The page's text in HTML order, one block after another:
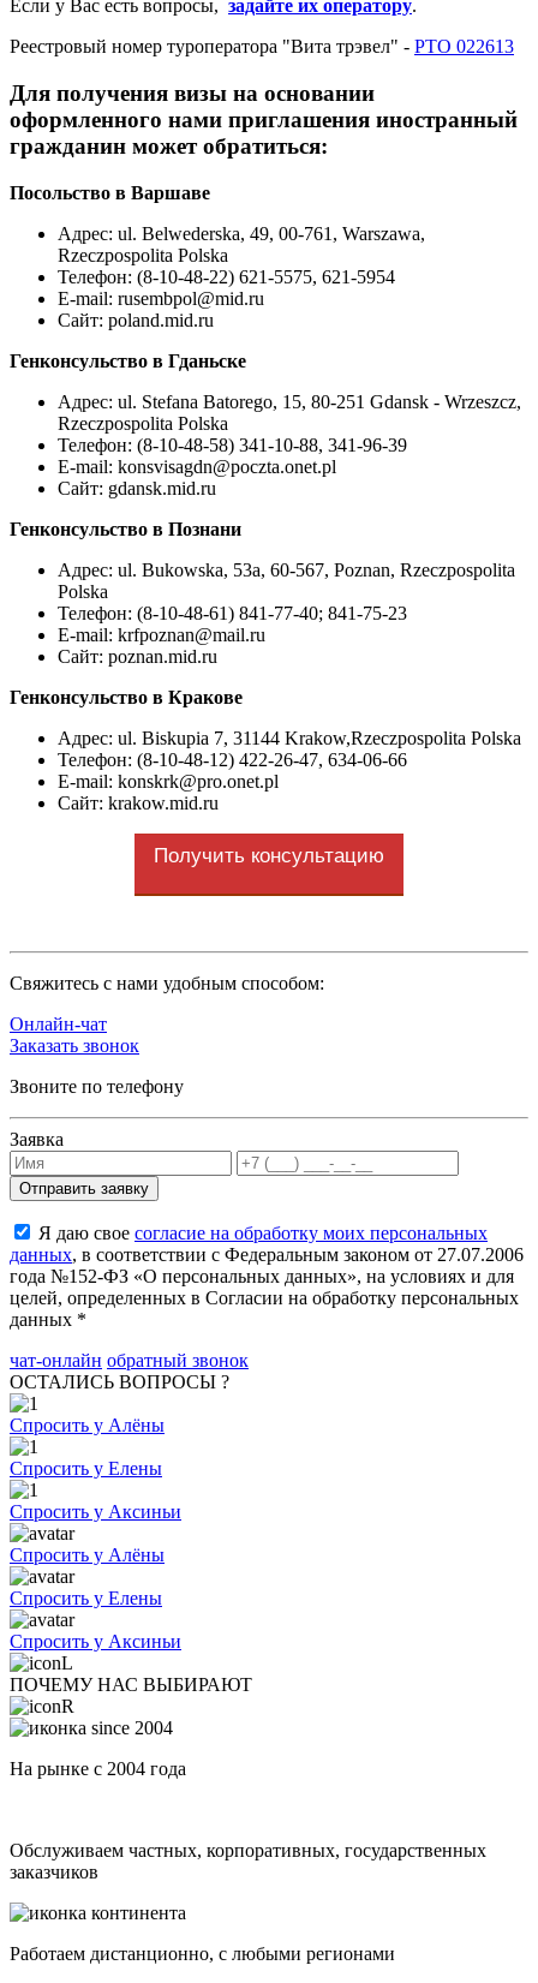
Если у Вас есть вопросы, задайте их оператору.
Реестровый номер туроператора "Вита трэвел" - РТО 022613
Для получения визы на основании
оформленного нами приглашения иностранный
гражданин может обратиться:
Посольство в Варшаве
Адрес: ul. Belwederska, 49, 00-761, Warszawa,
Rzeczpospolita Polska
Телефон: (8-10-48-22) 621-5575, 621-5954
E-mail: rusembpol@mid.ru
Сайт: poland.mid.ru
Генконсульство в Гданьске
Адрес: ul. Stefana Batorego, 15, 80-251 Gdansk - Wrzeszcz,
Rzeczpospolita Polska
Телефон: (8-10-48-58) 341-10-88, 341-96-39
E-mail: konsvisagdn@poczta.onet.pl
Сайт: gdansk.mid.ru
Генконсульство в Познани
Адрес: ul. Bukowska, 53a, 60-567, Poznan, Rzeczpospolita
Polska
Телефон: (8-10-48-61) 841-77-40; 841-75-23
E-mail: krfpoznan@mail.ru
Сайт: poznan.mid.ru
Генконсульство в Кракове
Адрес: ul. Biskupia 7, 31144 Krakow,Rzeczpospolita Polska
Телефон: (8-10-48-12) 422-26-47, 634-06-66
E-mail: konskrk@pro.onet.pl
Сайт: krakow.mid.ru
Получить консультацию
Cвяжитесь с нами удобным способом:
Онлайн-чат
Заказать звонок
Звоните по телефону
Заявка
Я даю свое согласие на обработку моих персональных
данных, в соответствии с Федеральным законом от 27.07.2006
года №152-ФЗ «О персональных данных», на условиях и для
целей, определенных в Согласии на обработку персональных
данных *
чат-онлайн обратный звонок
ОСТАЛИСЬ ВОПРОСЫ ?
Спросить у Алёны
Спросить у Елены
Спросить у Аксиньи
Спросить у Алёны
Спросить у Елены
Спросить у Аксиньи
ПОЧЕМУ НАС ВЫБИРАЮТ
На рынке с 2004 года
Обслуживаем частных, корпоративных, государственных
заказчиков
Работаем дистанционно, с любыми регионами